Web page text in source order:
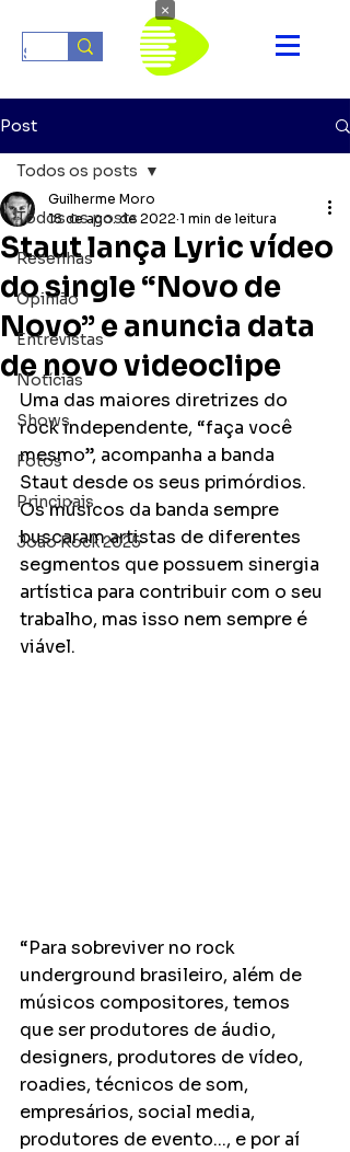
Post
Todos os posts
Resenhas
Opinião
Entrevistas
Notícias
Shows
Fotos
Principais
João Rock 2025
Todos os posts
Staut lança Lyric vídeo
do single “Novo de
Novo” e anuncia data
de novo videoclipe
Guilherme Moro
18 de ago. de 2022 1 min de leitura
Uma das maiores diretrizes do
rock independente, “faça você
mesmo”, acompanha a banda
Staut desde os seus primórdios.
Os músicos da banda sempre
buscaram artistas de diferentes
segmentos que possuem sinergia
artística para contribuir com o seu
trabalho, mas isso nem sempre é
viável.
“Para sobreviver no rock
underground brasileiro, além de
músicos compositores, temos
que ser produtores de áudio,
designers, produtores de vídeo,
roadies, técnicos de som,
empresários, social media,
produtores de evento..., e por aí
×